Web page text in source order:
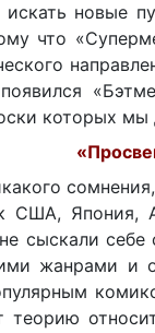
искать новые
что
которых
США, Япония,
сыскали
жанрами и
теорию